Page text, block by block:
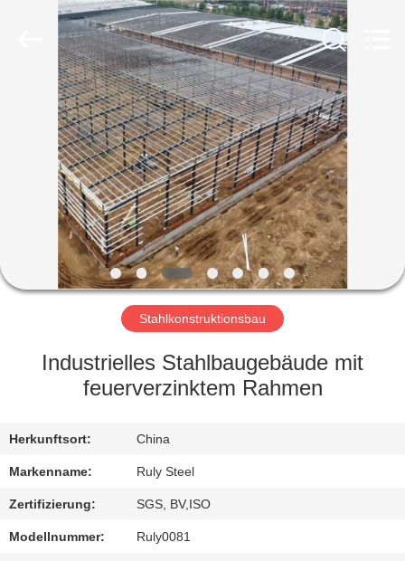
HAUS
PRODUKTE
VIDEOS
VR
SHOW
ÜBER
FABRIK-
AUSFLUG
QUALITÄTSKONTROLLE
Stahlkonstruktionsbau
Industrielles Stahlbaugebäude mit
feuerverzinktem Rahmen
Herkunftsort: China
Markenname: Ruly Steel
Zertifizierung: SGS, BV,ISO
Modellnummer: Ruly0081